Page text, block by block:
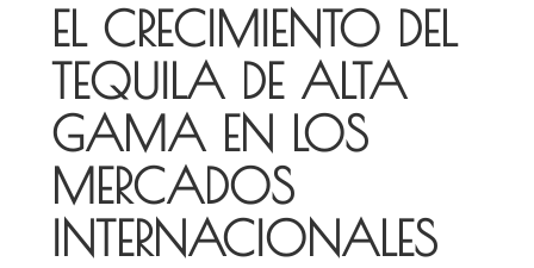
EL CRECIMIENTO DEL
TEQUILA DE ALTA
GAMA EN LOS
MERCADOS
INTERNACIONALES